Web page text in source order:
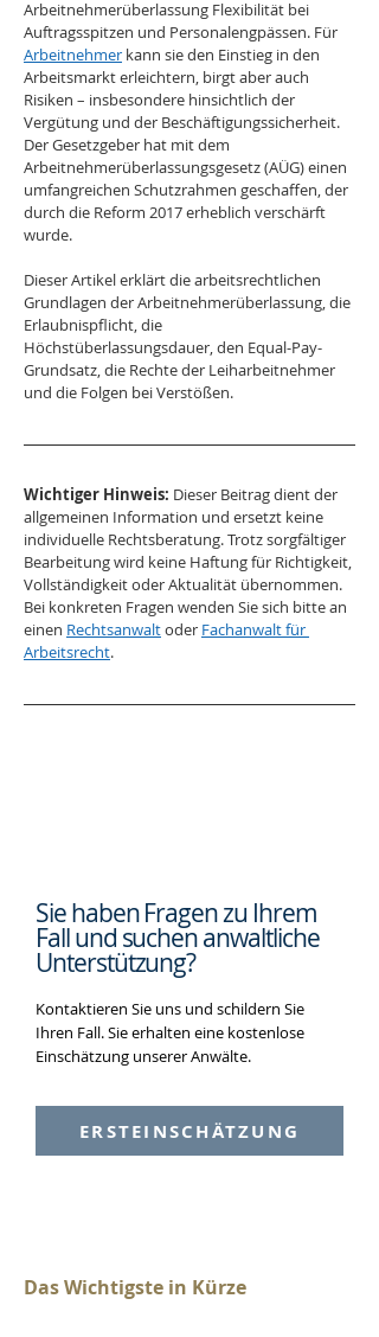
Arbeitnehmerüberlassung Flexibilität bei
Auftragsspitzen und Personalengpässen. Für
Arbeitnehmer kann sie den Einstieg in den
Arbeitsmarkt erleichtern, birgt aber auch
Risiken – insbesondere hinsichtlich der
Vergütung und der Beschäftigungssicherheit.
Der Gesetzgeber hat mit dem
Arbeitnehmerüberlassungsgesetz (AÜG) einen
umfangreichen Schutzrahmen geschaffen, der
durch die Reform 2017 erheblich verschärft
wurde.
Dieser Artikel erklärt die arbeitsrechtlichen
Grundlagen der Arbeitnehmerüberlassung, die
Erlaubnispflicht, die
Höchstüberlassungsdauer, den Equal-Pay-
Grundsatz, die Rechte der Leiharbeitnehmer
und die Folgen bei Verstößen.
Wichtiger Hinweis: Dieser Beitrag dient der
allgemeinen Information und ersetzt keine
individuelle Rechtsberatung. Trotz sorgfältiger
Bearbeitung wird keine Haftung für Richtigkeit,
Vollständigkeit oder Aktualität übernommen.
Bei konkreten Fragen wenden Sie sich bitte an
einen Rechtsanwalt oder Fachanwalt für
Arbeitsrecht.
Sie haben Fragen zu Ihrem
Fall und suchenanwaltliche
Unterstützung?
Kontaktieren Sie uns und schildern Sie
Ihren Fall. Sie erhalten eine kostenlose
Einschätzung unserer Anwälte.
ERSTEINSCHÄTZUNG
Das Wichtigste in Kürze